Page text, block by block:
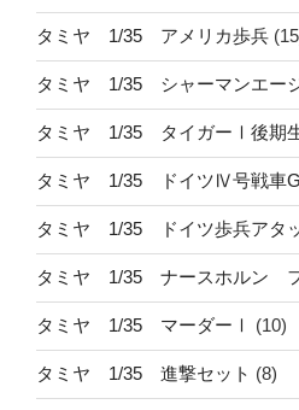
タミヤ 1/35 アメリカ歩兵
タミヤ 1/35 シャーマンエー
タミヤ 1/35 タイガーⅠ後期
タミヤ 1/35 ドイツⅣ号戦車G
タミヤ 1/35 ドイツ歩兵アタ
タミヤ 1/35 ナースホルン
タミヤ 1/35 マーダーⅠ (10)
タミヤ 1/35 進撃セット (8)